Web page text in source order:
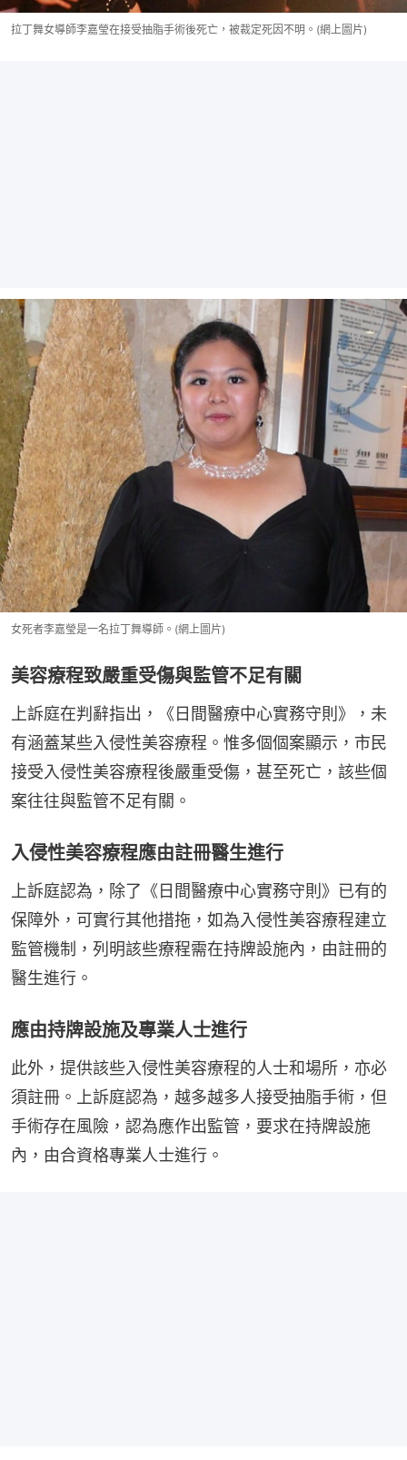
拉丁舞女導師李嘉瑩在接受抽脂手術後死亡，被裁定死因不明。(網上圖片)
女死者李嘉瑩是一名拉丁舞導師。(網上圖片)
美容療程致嚴重受傷與監管不足有關
上訴庭在判辭指出，《日間醫療中心實務守則》，未
有涵蓋某些入侵性美容療程。惟多個個案顯示，市民
接受入侵性美容療程後嚴重受傷，甚至死亡，該些個
案往往與監管不足有關。
入侵性美容療程應由註冊醫生進行
上訴庭認為，除了《日間醫療中心實務守則》已有的
保障外，可實行其他措拖，如為入侵性美容療程建立
監管機制，列明該些療程需在持牌設施內，由註冊的
醫生進行。
應由持牌設施及專業人士進行
此外，提供該些入侵性美容療程的人士和場所，亦必
須註冊。上訴庭認為，越多越多人接受抽脂手術，但
手術存在風險，認為應作出監管，要求在持牌設施
內，由合資格專業人士進行。